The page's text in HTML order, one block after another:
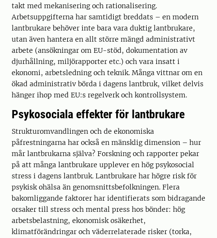
takt med mekanisering och rationalisering.
Arbetsuppgifterna har samtidigt breddats – en modern
lantbrukare behöver inte bara vara duktig lantbrukare,
utan även hantera en allt större mängd administrativt
arbete (ansökningar om EU-stöd, dokumentation av
djurhållning, miljörapporter etc.) och vara insatt i
ekonomi, arbetsledning och teknik. Många vittnar om en
ökad administrativ börda i dagens lantbruk, vilket delvis
hänger ihop med EU:s regelverk och kontrollsystem.
Psykosociala effekter för lantbrukare
Strukturomvandlingen och de ekonomiska
påfrestningarna har också en mänsklig dimension – hur
mår lantbrukarna själva? Forskning och rapporter pekar
på att många lantbrukare upplever en hög psykosocial
stress i dagens lantbruk. Lantbrukare har högre risk för
psykisk ohälsa än genomsnittsbefolkningen. Flera
bakomliggande faktorer har identifierats som bidragande
orsaker till stress och mental press hos bönder: hög
arbetsbelastning, ekonomisk osäkerhet,
klimatförändringar och väderrelaterade risker (torka,